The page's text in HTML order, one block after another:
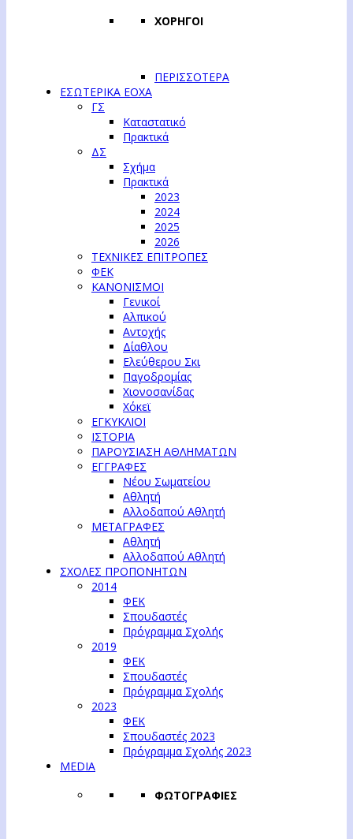
ΧΟΡΗΓΟΙ
ΠΕΡΙΣΣΟΤΕΡΑ
ΕΣΩΤΕΡΙΚΑ ΕΟΧΑ
ΓΣ
Καταστατικό
Πρακτικά
ΔΣ
Σχήμα
Πρακτικά
2023
2024
2025
2026
ΤΕΧΝΙΚΕΣ ΕΠΙΤΡΟΠΕΣ
ΦΕΚ
ΚΑΝΟΝΙΣΜΟΙ
Γενικοί
Αλπικού
Αντοχής
Δίαθλου
Ελεύθερου Σκι
Παγοδρομίας
Χιονοσανίδας
Χόκεϊ
ΕΓΚΥΚΛΙΟΙ
ΙΣΤΟΡΙΑ
ΠΑΡΟΥΣΙΑΣΗ ΑΘΛΗΜΑΤΩΝ
ΕΓΓΡΑΦΕΣ
Νέου Σωματείου
Αθλητή
Αλλοδαπού Αθλητή
ΜΕΤΑΓΡΑΦΕΣ
Αθλητή
Αλλοδαπού Αθλητή
ΣΧΟΛΕΣ ΠΡΟΠΟΝΗΤΩΝ
2014
ΦΕΚ
Σπουδαστές
Πρόγραμμα Σχολής
2019
ΦΕΚ
Σπουδαστές
Πρόγραμμα Σχολής
2023
ΦΕΚ
Σπουδαστές 2023
Πρόγραμμα Σχολής 2023
MEDIA
ΦΩΤΟΓΡΑΦΙΕΣ